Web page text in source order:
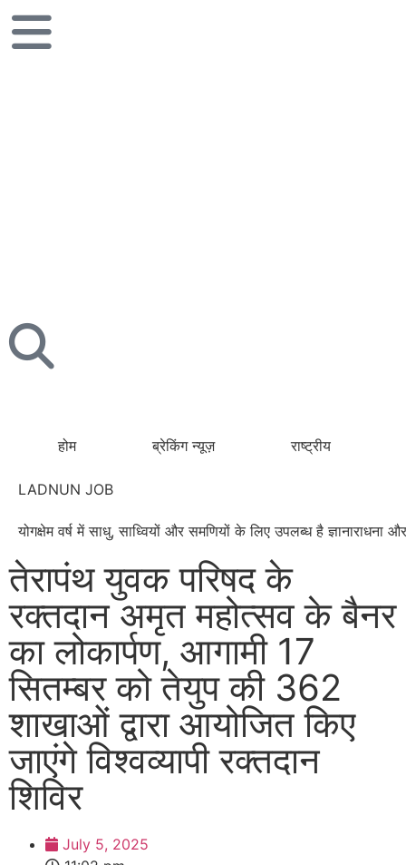
होम ब्रेकिंग न्यूज़ राष्ट्रीय
LADNUN JOB
योगक्षेम वर्ष में साधु, साध्वियों और समणियों के लिए उपलब्ध है
तेरापंथ युवक परिषद के
रक्तदान अमृत महोत्सव के बैनर
का लोकार्पण, आगामी 17
सितम्बर को तेयुप की 362
शाखाओं द्वारा आयोजित किए
जाएंगे विश्वव्यापी रक्तदान
शिविर
July 5, 2025